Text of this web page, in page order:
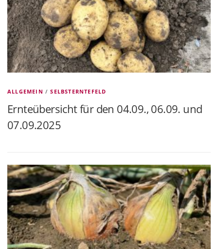
ALLGEMEIN /SELBSTERNTEFELD
Ernteübersicht für den 04.09., 06.09. und
07.09.2025